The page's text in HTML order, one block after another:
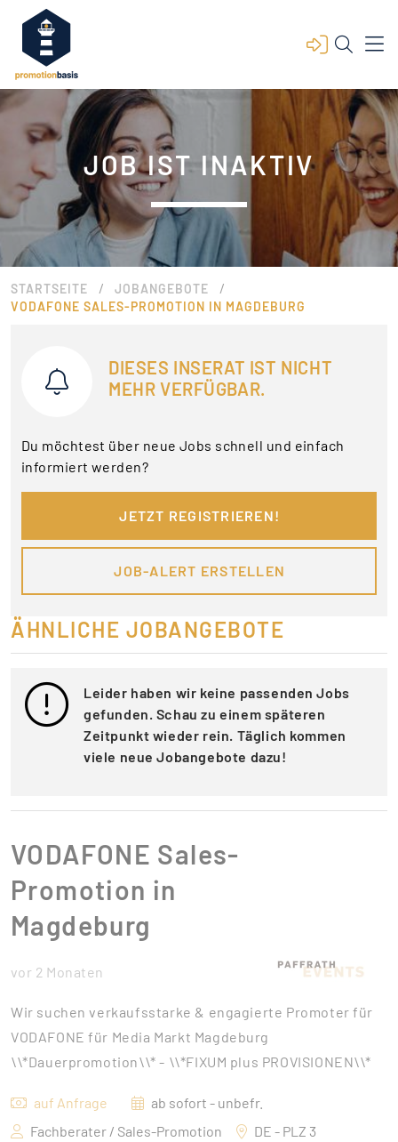
JOB IST INAKTIV
STARTSEITE / JOBANGEBOTE /
VODAFONE SALES-PROMOTION IN MAGDEBURG
DIESES INSERAT IST NICHT
MEHR VERFÜGBAR.
Du möchtest über neue Jobs schnell und einfach
informiert werden?
JETZT REGISTRIEREN!
JOB-ALERT ERSTELLEN
ÄHNLICHE JOBANGEBOTE
Leider haben wir keine passenden Jobs
gefunden. Schau zu einem späteren
Zeitpunkt wieder rein. Täglich kommen
viele neue Jobangebote dazu!
VODAFONE Sales-
Promotion in
Magdeburg
vor 2 Monaten
Wir suchen verkaufsstarke & engagierte Promoter für
VODAFONE für Media Markt Magdeburg
\\*Dauerpromotion\\* - \\*FIXUM plus PROVISIONEN\\*
auf Anfrage
ab sofort - unbefr.
Fachberater / Sales-Promotion
DE - PLZ 3